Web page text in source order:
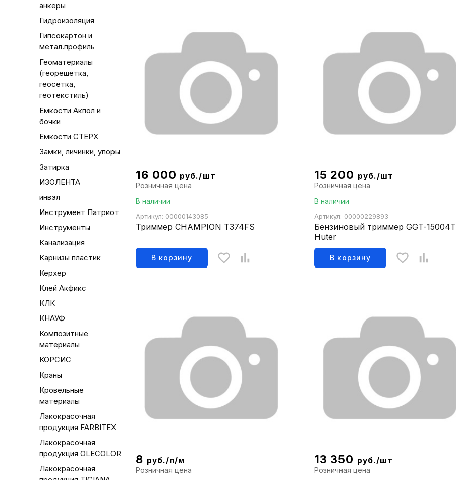
анкеры
Гидроизоляция
Гипсокартон и
метал.профиль
Геоматериалы
(георешетка,
геосетка,
геотекстиль)
Емкости Акпол и
бочки
Емкости СТЕРХ
Замки, личинки, упоры
Затирка
ИЗОЛЕНТА
инвэл
Инструмент Патриот
Инструменты
Канализация
Карнизы пластик
Керхер
Клей Акфикс
КЛК
КНАУФ
Композитные
материалы
КОРСИС
Краны
Кровельные
материалы
Лакокрасочная
продукция FARBITEX
Лакокрасочная
продукция OLECOLOR
Лакокрасочная
16 000 руб./шт
Розничная цена
В наличии
Артикул: 00000143085
Триммер CHAMPION T374FS
В корзину
15 200 руб./шт
Розничная цена
В наличии
Артикул: 00000229893
Бензиновый триммер GGT-15004Т
Huter
В корзину
8 руб./п/м
Розничная цена
13 350 руб./шт
Розничная цена